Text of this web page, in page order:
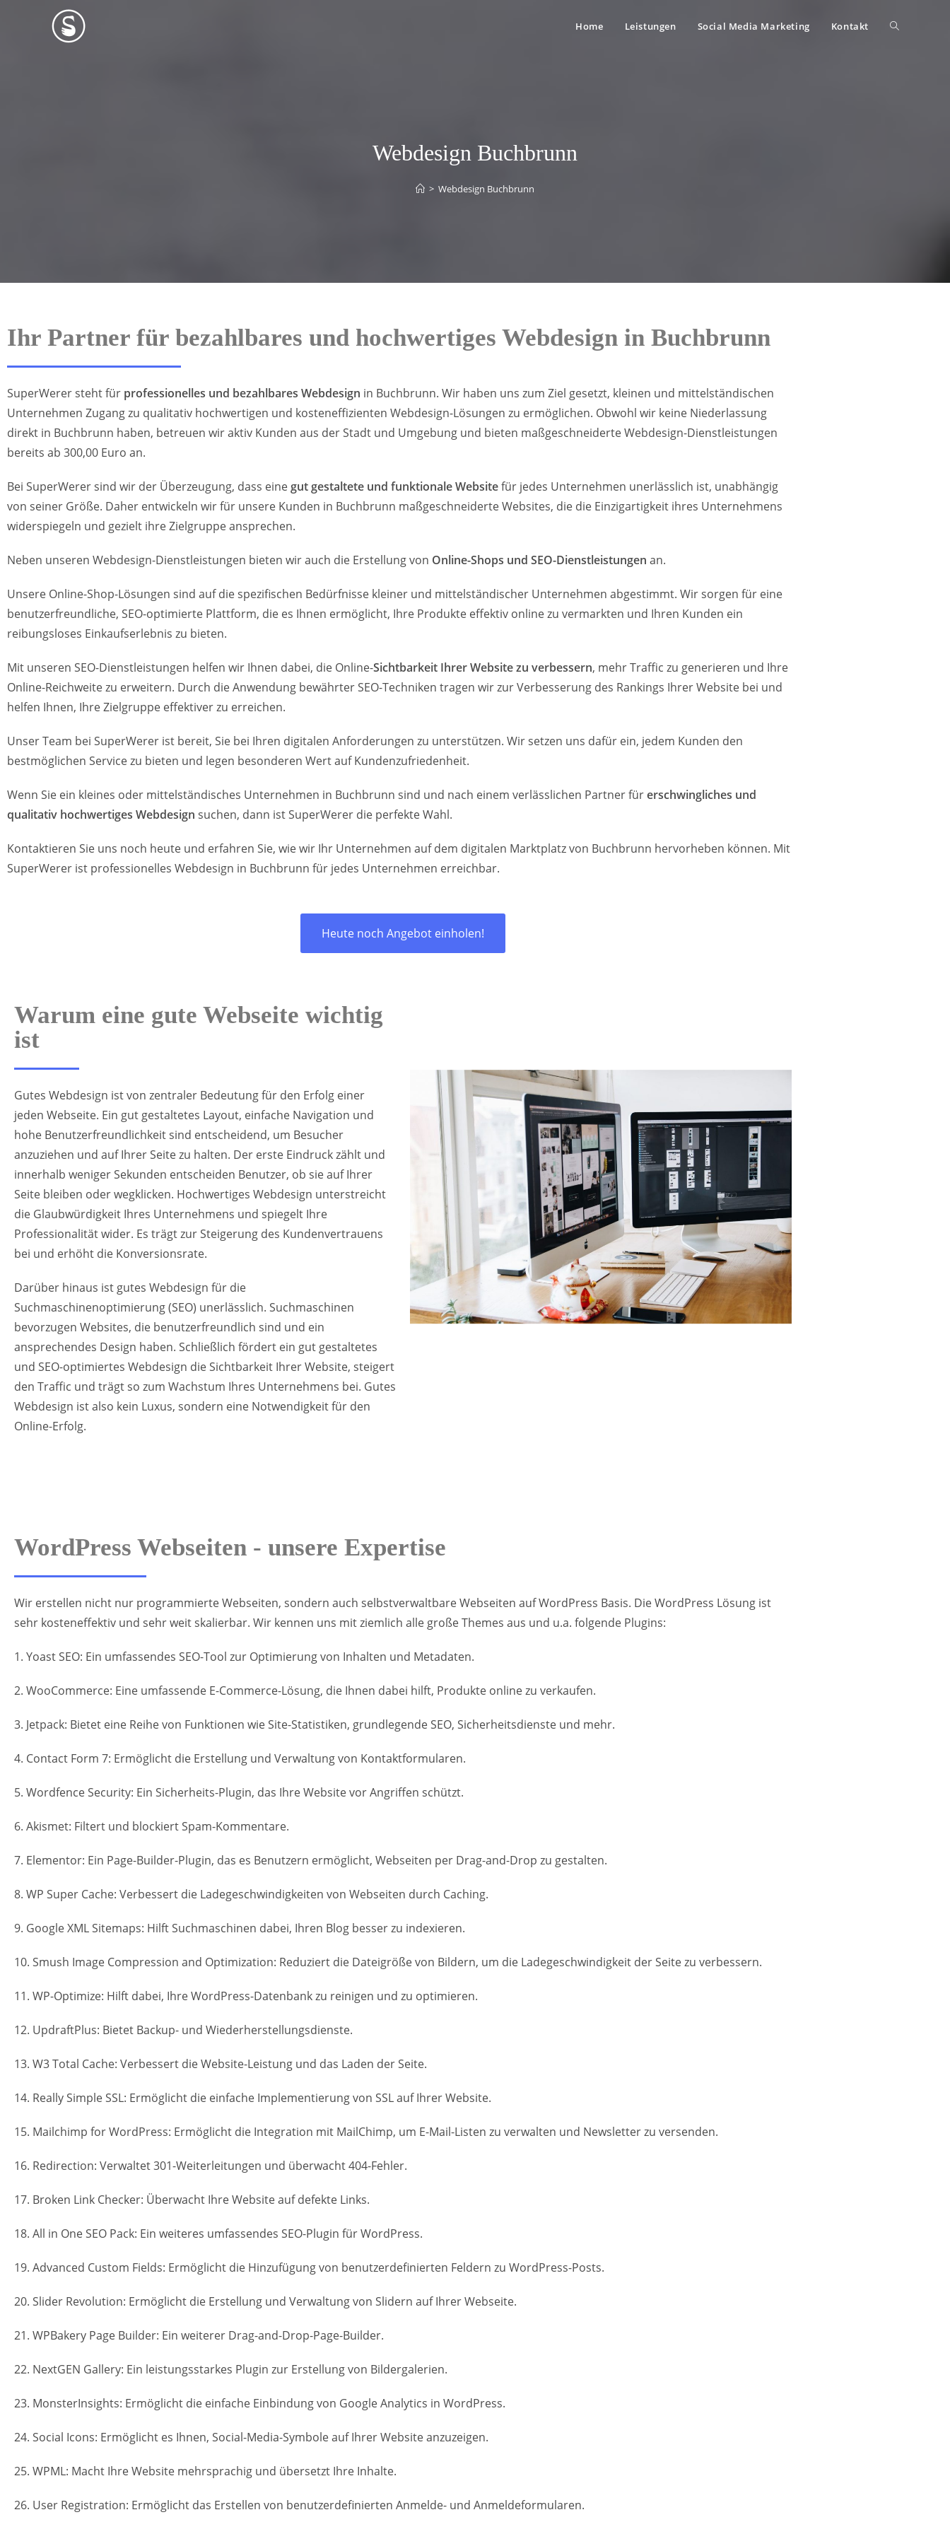
Home Leistungen Social Media Marketing Kontakt
Webdesign Buchbrunn
> Webdesign Buchbrunn
Ihr Partner für bezahlbares und hochwertiges Webdesign in Buchbrunn
SuperWerer steht für professionelles und bezahlbares Webdesign in Buchbrunn. Wir haben uns zum Ziel gesetzt, kleinen und mittelständischen
Unternehmen Zugang zu qualitativ hochwertigen und kosteneffizienten Webdesign-Lösungen zu ermöglichen. Obwohl wir keine Niederlassung
direkt in Buchbrunn haben, betreuen wir aktiv Kunden aus der Stadt und Umgebung und bieten maßgeschneiderte Webdesign-Dienstleistungen
bereits ab 300,00 Euro an.
Bei SuperWerer sind wir der Überzeugung, dass eine gut gestaltete und funktionale Websitefür jedes Unternehmen unerlässlich ist, unabhängig
von seiner Größe. Daher entwickeln wir für unsere Kunden in Buchbrunn maßgeschneiderte Websites, die die Einzigartigkeit ihres Unternehmens
widerspiegeln und gezielt ihre Zielgruppe ansprechen.
Neben unseren Webdesign-Dienstleistungen bieten wir auch die Erstellung von Online-Shops und SEO-Dienstleistungen an.
Unsere Online-Shop-Lösungen sind auf die spezifischen Bedürfnisse kleiner und mittelständischer Unternehmen abgestimmt. Wir sorgen für eine
benutzerfreundliche, SEO-optimierte Plattform, die es Ihnen ermöglicht, Ihre Produkte effektiv online zu vermarkten und Ihren Kunden ein
reibungsloses Einkaufserlebnis zu bieten.
Mit unseren SEO-Dienstleistungen helfen wir Ihnen dabei, die Online-Sichtbarkeit Ihrer Website zu verbessern, mehr Traffic zu generieren und Ihre
Online-Reichweite zu erweitern. Durch die Anwendung bewährter SEO-Techniken tragen wir zur Verbesserung des Rankings Ihrer Website bei und
helfen Ihnen, Ihre Zielgruppe effektiver zu erreichen.
Unser Team bei SuperWerer ist bereit, Sie bei Ihren digitalen Anforderungen zu unterstützen. Wir setzen uns dafür ein, jedem Kunden den
bestmöglichen Service zu bieten und legen besonderen Wert auf Kundenzufriedenheit.
Wenn Sie ein kleines oder mittelständisches Unternehmen in Buchbrunn sind und nach einem verlässlichen Partner fürerschwingliches und
qualitativ hochwertiges Webdesign suchen, dann ist SuperWerer die perfekte Wahl.
Kontaktieren Sie uns noch heute und erfahren Sie, wie wir Ihr Unternehmen auf dem digitalen Marktplatz von Buchbrunn hervorheben können. Mit
SuperWerer ist professionelles Webdesign in Buchbrunn für jedes Unternehmen erreichbar.
Heute noch Angebot einholen!
Warum eine gute Webseite wichtig
ist
Gutes Webdesign ist von zentraler Bedeutung für den Erfolg einer
jeden Webseite. Ein gut gestaltetes Layout, einfache Navigation und
hohe Benutzerfreundlichkeit sind entscheidend, um Besucher
anzuziehen und auf Ihrer Seite zu halten. Der erste Eindruck zählt und
innerhalb weniger Sekunden entscheiden Benutzer, ob sie auf Ihrer
Seite bleiben oder wegklicken. Hochwertiges Webdesign unterstreicht
die Glaubwürdigkeit Ihres Unternehmens und spiegelt Ihre
Professionalität wider. Es trägt zur Steigerung des Kundenvertrauens
bei und erhöht die Konversionsrate.
Darüber hinaus ist gutes Webdesign für die
Suchmaschinenoptimierung (SEO) unerlässlich. Suchmaschinen
bevorzugen Websites, die benutzerfreundlich sind und ein
ansprechendes Design haben. Schließlich fördert ein gut gestaltetes
und SEO-optimiertes Webdesign die Sichtbarkeit Ihrer Website, steigert
den Traffic und trägt so zum Wachstum Ihres Unternehmens bei. Gutes
Webdesign ist also kein Luxus, sondern eine Notwendigkeit für den
Online-Erfolg.
WordPress Webseiten - unsere Expertise
Wir erstellen nicht nur programmierte Webseiten, sondern auch selbstverwaltbare Webseiten auf WordPress Basis. Die WordPress Lösung ist
sehr kosteneffektiv und sehr weit skalierbar. Wir kennen uns mit ziemlich alle große Themes aus und u.a. folgende Plugins:
1. Yoast SEO: Ein umfassendes SEO-Tool zur Optimierung von Inhalten und Metadaten.
2. WooCommerce: Eine umfassende E-Commerce-Lösung, die Ihnen dabei hilft, Produkte online zu verkaufen.
3. Jetpack: Bietet eine Reihe von Funktionen wie Site-Statistiken, grundlegende SEO, Sicherheitsdienste und mehr.
4. Contact Form 7: Ermöglicht die Erstellung und Verwaltung von Kontaktformularen.
5. Wordfence Security: Ein Sicherheits-Plugin, das Ihre Website vor Angriffen schützt.
6. Akismet: Filtert und blockiert Spam-Kommentare.
7. Elementor: Ein Page-Builder-Plugin, das es Benutzern ermöglicht, Webseiten per Drag-and-Drop zu gestalten.
8. WP Super Cache: Verbessert die Ladegeschwindigkeiten von Webseiten durch Caching.
9. Google XML Sitemaps: Hilft Suchmaschinen dabei, Ihren Blog besser zu indexieren.
10. Smush Image Compression and Optimization: Reduziert die Dateigröße von Bildern, um die Ladegeschwindigkeit der Seite zu verbessern.
11. WP-Optimize: Hilft dabei, Ihre WordPress-Datenbank zu reinigen und zu optimieren.
12. UpdraftPlus: Bietet Backup- und Wiederherstellungsdienste.
13. W3 Total Cache: Verbessert die Website-Leistung und das Laden der Seite.
14. Really Simple SSL: Ermöglicht die einfache Implementierung von SSL auf Ihrer Website.
15. Mailchimp for WordPress: Ermöglicht die Integration mit MailChimp, um E-Mail-Listen zu verwalten und Newsletter zu versenden.
16. Redirection: Verwaltet 301-Weiterleitungen und überwacht 404-Fehler.
17. Broken Link Checker: Überwacht Ihre Website auf defekte Links.
18. All in One SEO Pack: Ein weiteres umfassendes SEO-Plugin für WordPress.
19. Advanced Custom Fields: Ermöglicht die Hinzufügung von benutzerdefinierten Feldern zu WordPress-Posts.
20. Slider Revolution: Ermöglicht die Erstellung und Verwaltung von Slidern auf Ihrer Webseite.
21. WPBakery Page Builder: Ein weiterer Drag-and-Drop-Page-Builder.
22. NextGEN Gallery: Ein leistungsstarkes Plugin zur Erstellung von Bildergalerien.
23. MonsterInsights: Ermöglicht die einfache Einbindung von Google Analytics in WordPress.
24. Social Icons: Ermöglicht es Ihnen, Social-Media-Symbole auf Ihrer Website anzuzeigen.
25. WPML: Macht Ihre Website mehrsprachig und übersetzt Ihre Inhalte.
26. User Registration: Ermöglicht das Erstellen von benutzerdefinierten Anmelde- und Anmeldeformularen.